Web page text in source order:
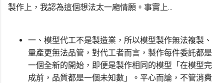
製作上，我認為這個想法太一廂情願。事實上...
一、模型代工不是製造業，所以模型製作無法複製、
量產更無法品管，對代工者而言，製作每件委託都是
一個全新的開始，即便是製作相同的模型「在模型完
成前，品質都是一個未知數」。平心而論，不管消費